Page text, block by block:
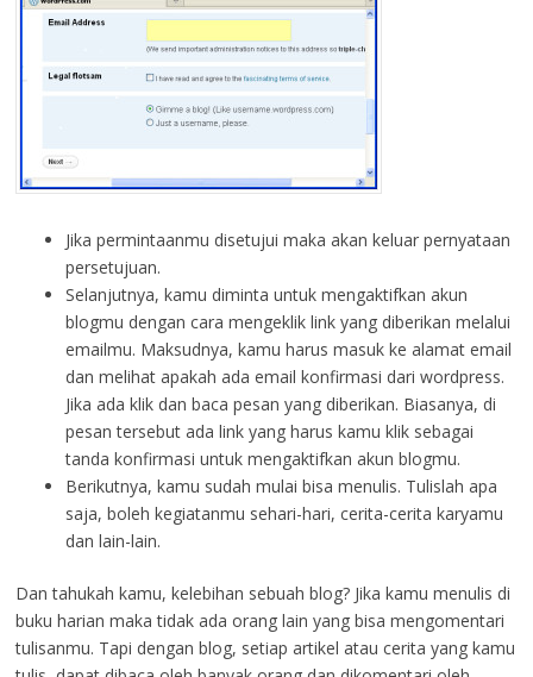
Jika permintaanmu disetujui maka akan keluar pernyataan
persetujuan.
Selanjutnya, kamu diminta untuk mengaktifkan akun
blogmu dengan cara mengeklik link yang diberikan melalui
emailmu. Maksudnya, kamu harus masuk ke alamat email
dan melihat apakah ada email konfirmasi dari wordpress.
Jika ada klik dan baca pesan yang diberikan. Biasanya, di
pesan tersebut ada link yang harus kamu klik sebagai
tanda konfirmasi untuk mengaktifkan akun blogmu.
Berikutnya, kamu sudah mulai bisa menulis. Tulislah apa
saja, boleh kegiatanmu sehari-hari, cerita-cerita karyamu
dan lain-lain.
Dan tahukah kamu, kelebihan sebuah blog? Jika kamu menulis di
buku harian maka tidak ada orang lain yang bisa mengomentari
tulisanmu. Tapi dengan blog, setiap artikel atau cerita yang kamu